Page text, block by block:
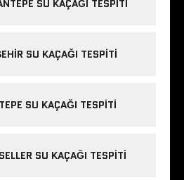
SU KAÇAĞI TESPITI
SU KAÇAĞI TESPITI
SU KAÇAĞI TESPITI
SU KAÇAĞI TESPITI